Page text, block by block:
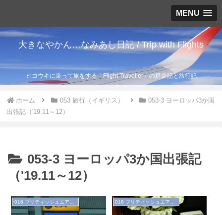
MENU
大きなやかん…なみあし日記 / Trip with Flights
ヒコウキに乗って旅をする「Flight Traveller」の搭乗記と旅行記
ホーム 053 旅行（イギリス）
053-3 ヨーロッパ3か国
出張記（'19.11～12）
053-3 ヨーロッパ3か国出張記
（'19.11～12）